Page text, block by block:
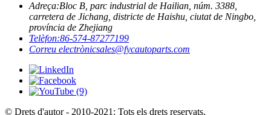
Adreça:Bloc B, parc industrial de Hailian, núm. 3388,
carretera de Jichang, districte de Haishu, ciutat de Ningbo,
província de Zhejiang
Telèfon:86-574-87277199
Correu electrònicsales@fycautoparts.com
© Drets d'autor - 2010-2021: Tots els drets reservats.